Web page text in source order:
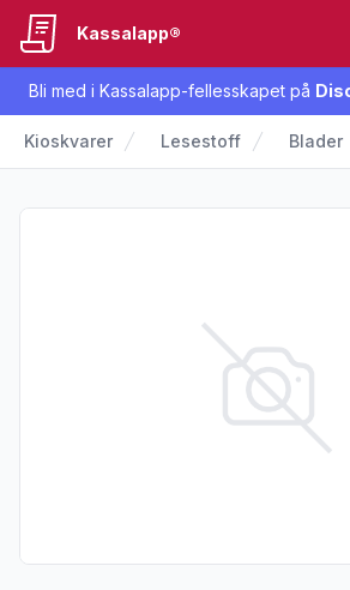
Bli med i Kassalapp-fellesskapet på
Kassalapp®
Kioskvarer Lesestoff Blader